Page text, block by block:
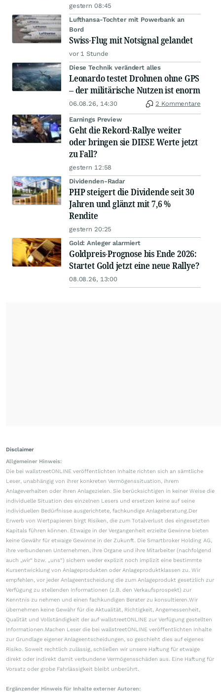
gestern 08:45
Lufthansa-Tochter mit Powerbank an
Bord
Swiss-Flug mit Notsignal gelandet
vor 1 Stunde
Diese Technik verändert alles
Leonardo testet Drohnen ohne GPS
– der militärische Nutzen ist enorm
06.08.26, 14:30 2 Kommentare
Earnings Preview
Geht die Rekord-Rallye weiter
oder bringen sie DIESE Werte jetzt
zu Fall?
gestern 12:58
Dividenden-Radar
PHP steigert die Dividende seit 30
Jahren und glänzt mit 7,6 %
Rendite
gestern 20:25
Gold: Anleger alarmiert
Goldpreis-Prognose bis Ende 2026:
Startet Gold jetzt eine neue Rallye?
08.08.26, 13:00
Disclaimer
Allgemeiner Hinweis:
Die bei wallstreetONLINE veröffentlichten Inhalte richten sich an sämtliche
Leser, unabhängig von ihrer konkreten Vermögenssituation, ihrem
Anlageverhalten oder ihren Anlagezielen. Sie berücksichtigen in keiner Weise die
individuelle Situation des einzelnen Lesers und ersetzen keine auf seine
individuellen Bedürfnisse ausgerichtete, fachkundige Anlageberatung.Der
Erwerb von Wertpapieren birgt Risiken, die zum Totalverlust des eingesetzten
Kapitals führen können. Etwaige in der Vergangenheit erzielte Gewinne bieten
keine Gewähr für etwaige Gewinne in der Zukunft. Die Smartbroker Holding AG,
ihre verbundenen Unternehmen, ihre Organe und ihre Mitarbeiter (nachfolgend
auch „wir“ bzw. „uns“) sichern weder explizit noch implizit eine bestimmte
Kursentwicklung von Anlageprodukten oder Anlageproduktklassen zu. Wir
empfehlen, vor jeder Anlageentscheidung die zum Anlageprodukt gesetzlich zur
Verfügung zu stellenden Informationen (z.B. den Verkaufsprospekt) zur
Kenntnis zu nehmen und einen fachkundigen Berater zu konsultieren.Wir
übernehmen keine Gewähr für die Aktualität, Richtigkeit, Angemessenheit,
Qualität und Vollständigkeit der auf wallstreetONLINE zur Verfügung gestellten
Informationen.Machen Leser die bei wallstreetONLINE veröffentlichten Inhalte
zur Grundlage eigener Anlageentscheidungen, so geschieht dies auf eigenes
Risiko. Soweit rechtlich zulässig, schließen wir unsere Haftung für etwaige
direkt oder indirekt damit verbundene Vermögensschäden aus. Eine Haftung für
Vorsatz oder grobe Fahrlässigkeit bleibt unberührt.
Ergänzender Hinweis für Inhalte externer Autoren: